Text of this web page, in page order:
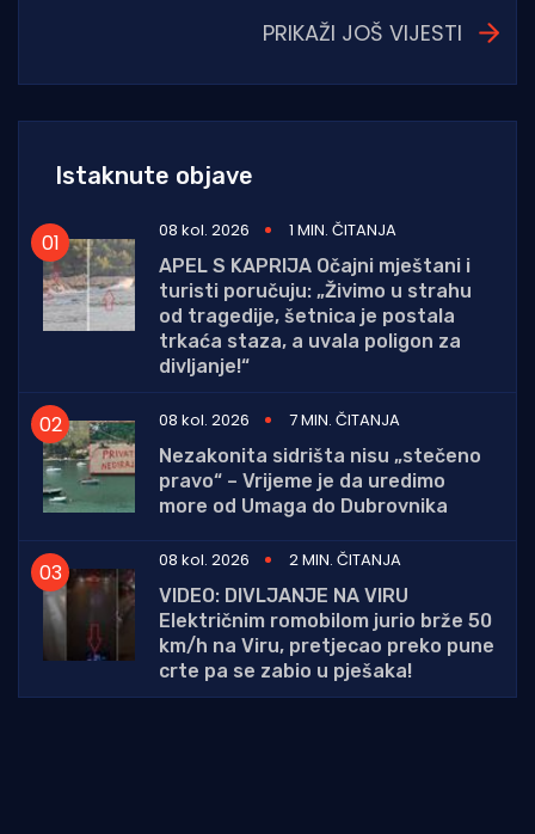
PRIKAŽI JOŠ VIJESTI
Istaknute objave
08 kol. 2026
1 MIN. ČITANJA
APEL S KAPRIJA Očajni mještani i
turisti poručuju: „Živimo u strahu
od tragedije, šetnica je postala
trkaća staza, a uvala poligon za
divljanje!“
08 kol. 2026
7 MIN. ČITANJA
Nezakonita sidrišta nisu „stečeno
pravo“ – Vrijeme je da uredimo
more od Umaga do Dubrovnika
08 kol. 2026
2 MIN. ČITANJA
VIDEO: DIVLJANJE NA VIRU
Električnim romobilom jurio brže 50
km/h na Viru, pretjecao preko pune
crte pa se zabio u pješaka!